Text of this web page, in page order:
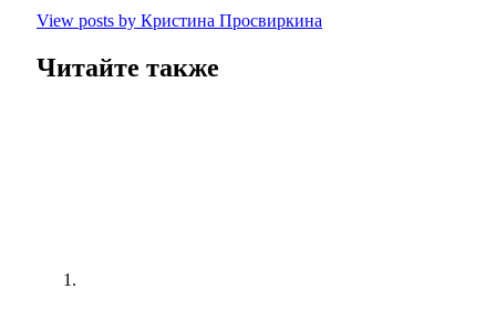
View posts by Кристина Просвиркина
Читайте также